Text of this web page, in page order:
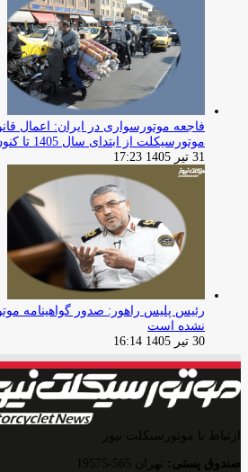
موتورسیکلت از ابتدای سال 1405 تا کنون در پایتخت
31 تیر 1405 17:23
رئیس پلیس راهور: صدور گواهینامه
نشده است
30 تیر 1405 16:14
ارتباط با موتورسیکلت نیوز
صندوق پستی: تهران 565-19575